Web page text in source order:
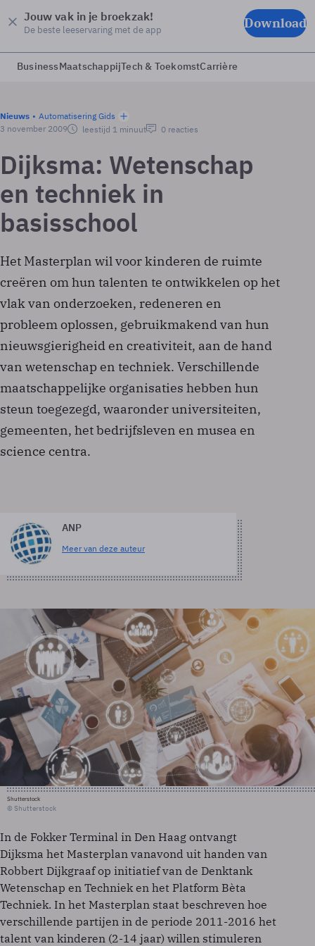
Jouw vak in je broekzak!
De beste leeservaring met de app Download
BusinessMaatschappijTech & ToekomstCarrière
Nieuws
Automatisering Gids
3 november 2009
leestijd 1 minuut 0 reacties
Dijksma: Wetenschap
en techniek in
basisschool
Het Masterplan wil voor kinderen de ruimte
creëren om hun talenten te ontwikkelen op het
vlak van onderzoeken, redeneren en
probleem oplossen, gebruikmakend van hun
nieuwsgierigheid en creativiteit, aan de hand
van wetenschap en techniek. Verschillende
maatschappelijke organisaties hebben hun
steun toegezegd, waaronder universiteiten,
gemeenten, het bedrijfsleven en musea en
science centra.
ANP
Meer van deze auteur
Shutterstock
© Shutterstock
In de Fokker Terminal in Den Haag ontvangt
Dijksma het Masterplan vanavond uit handen van
Robbert Dijkgraaf op initiatief van de Denktank
Wetenschap en Techniek en het Platform Bèta
Techniek. In het Masterplan staat beschreven hoe
verschillende partijen in de periode 2011-2016 het
talent van kinderen (2-14 jaar) willen stimuleren